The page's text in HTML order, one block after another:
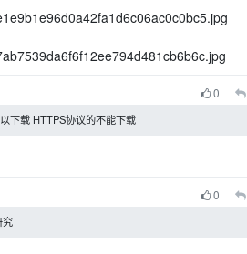
0
下载 HTTPS协议的不能下载
0
究